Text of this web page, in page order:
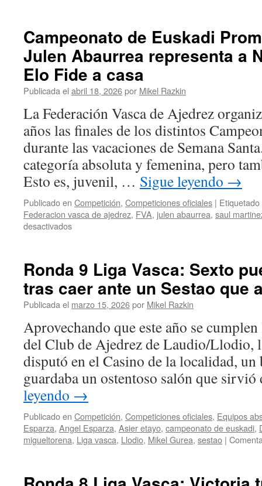
Euskadi
Absoluto:
Adrián
Oroz
firma
una
actuación
notable
en
Legazpi
Campeonato de Euskadi
Julen Abaurrea representa a
Elo Fide a casa
Publicada el abril 18, 2026por Mikel Razkin
La Federación Vasca de Ajedrez
años las finales de los distintos
durante las vacaciones de Semana
categoría absoluta y femenina, pero
Esto es, juvenil, … Sigue leyendo →
Publicado en Competición, Competiciones oficiales | Etiquetado
Federacion vasca de ajedrez, FVA, julen abaurrea, saul
desactivadosen
Promesas
(Sub14):
Julen
Abaurrea
a
Navarra
se
trae
Fide
a
casa
Ronda 9 Liga Vasca: Sexto
tras caer ante un Sestao que
Publicada el marzo 15, 2026por Mikel Razkin
Aprovechando que este año se
del Club de Ajedrez de Laudio/Llodio,
disputó en el Casino de la localidad, un
guardaba un ostentoso salón que
leyendo →
Publicado en Competición, Competiciones oficiales, Equipos
Esparza, Angel Esparza, Asier etayo, campeonato de euskadi,
migueltorena, Liga vasca, Llodio, Mikel Gurea, sestao |